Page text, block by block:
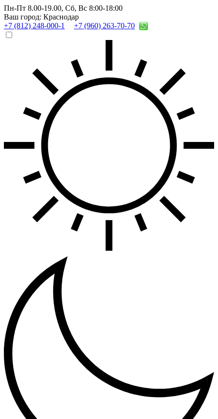
Пн-Пт 8.00-19.00, Сб, Вс 8:00-18:00
Ваш город: Краснодар
+7 (812) 248-000-1
+7 (960) 263-70-70